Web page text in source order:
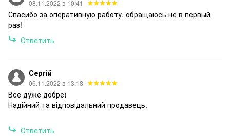
08.11.2022 в 10:41
Спасибо за оперативную работу, обращаюсь не в первый
раз!
Ответить
Сергій
06.11.2022 в 13:18
Все дуже добре)
Надійний та відповідальний продавець.
Ответить